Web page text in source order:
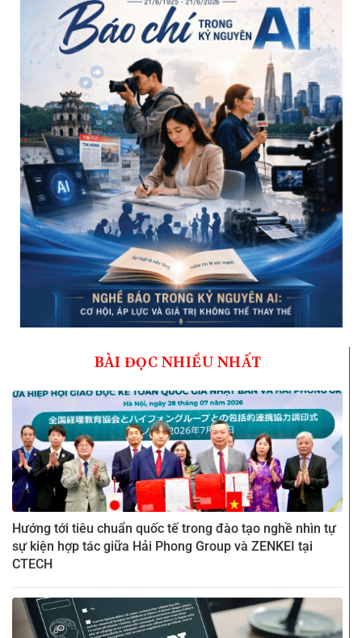
BÀI ĐỌC NHIỀU NHẤT
Hướng tới tiêu chuẩn quốc tế trong đào tạo nghề nhìn tự
sự kiện hợp tác giữa Hải Phong Group và ZENKEI tại
CTECH